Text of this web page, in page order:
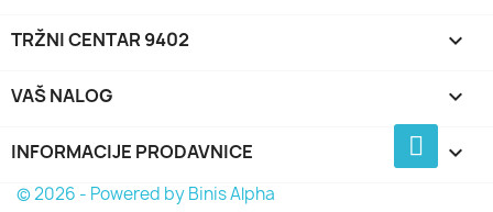
TRŽNI CENTAR 9402 
VAŠ NALOG 
INFORMACIJE PRODAVNICE keyboard_arrow_down
© 2026 - Powered by Binis Alpha